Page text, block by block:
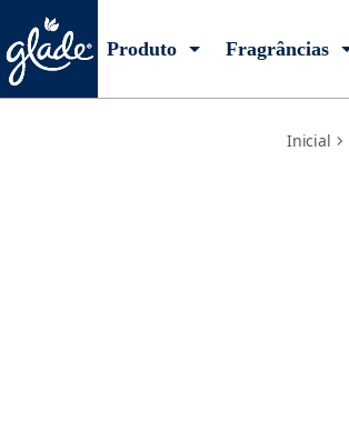
Produto Fragrâncias
Inicial